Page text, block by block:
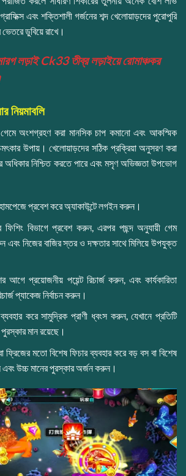
এবং শক্তিশালী গর্জনের শব্দ খেলোয়াড়দের পুরোপুরি
ডুবিয়ে রাখে।
লড়াই Ck33 তীব্র লড়াইয়ে রোমাঞ্চকর
নিয়মাবলি
অংশগ্রহণ করা মানসিক চাপ কমানো এবং আকস্মিক
উপায়। খেলোয়াড়দের সঠিক প্রক্রিয়া অনুসরণ করা
অধিকার নিশ্চিত করতে পারে এবং মসৃণ অভিজ্ঞতা উপভোগ
প্রবেশ করে অ্যাকাউন্টে লগইন করুন।
ফিশিং বিভাগে প্রবেশ করুন, এরপর পছন্দ অনুযায়ী গেম
এবং নিজের বাজির স্তর ও দক্ষতার সাথে মিলিয়ে উপযুক্ত
আগে প্রয়োজনীয় পয়েন্ট রিচার্জ করুন, এবং কার্যকারিতা
প্যাকেজ নির্বাচন করুন।
করে সামুদ্রিক প্রাণী ধ্বংস করুন, যেখানে প্রতিটি
মান রয়েছে।
ফ্রিজের মতো বিশেষ ফিচার ব্যবহার করে বড় বস বা বিশেষ
উচ্চ মানের পুরস্কার অর্জন করুন।